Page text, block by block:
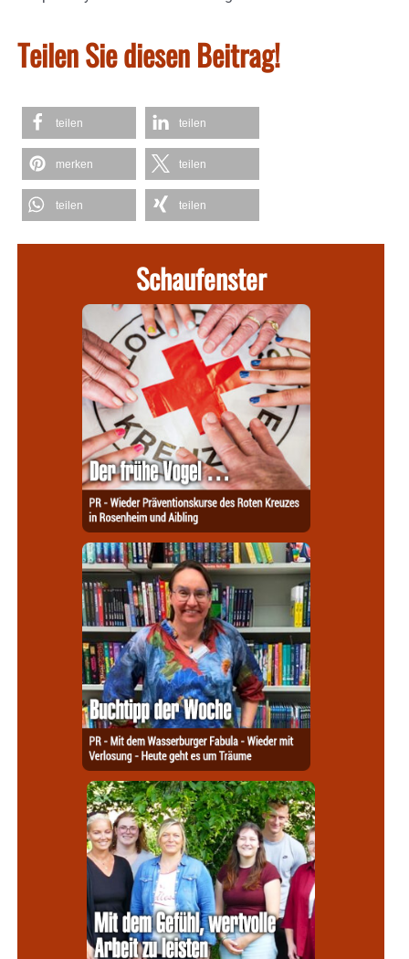
Teilen Sie diesen Beitrag!
teilen teilen
merken teilen
teilen teilen
Schaufenster